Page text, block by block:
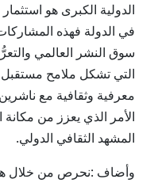
الدولية الكبرى هو
في الدولة فهذه
سوق النشر العالمي
التي تشكل ملامح
معرفية وثقافية مع
الأمر الذي يعزز من
المشهد الثقافي الدولي.
وأضاف :نحرص من خلال